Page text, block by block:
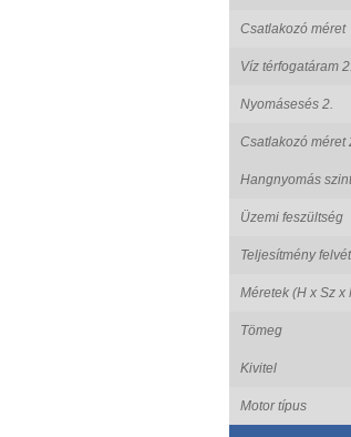
Csatlakozó méret
Víz térfogatáram 2.
Nyomásesés 2.
Csatlakozó méret
Hangnyomás
Üzemi feszültség
Teljesítmény
Méretek (H x Sz x
Tömeg
Kivitel
Motor típus